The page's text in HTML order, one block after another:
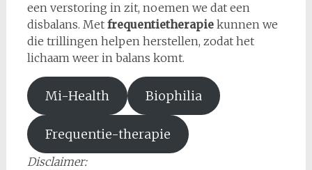
een verstoring in zit, noemen we dat een
disbalans. Met frequentietherapiekunnen we
die trillingen helpen herstellen, zodat het
lichaam weer in balans komt.
Mi-Health Biophilia
Frequentie-therapie
Disclaimer: